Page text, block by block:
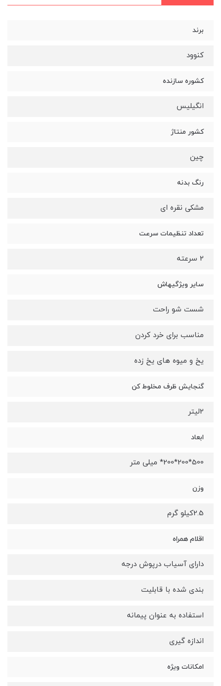
برند
کنوود
کشوره سازنده
انگیلیس
کشور منتاژ
چین
رنگ بدنه
مشکی نقره ای
تعداد تنظیمات سرعت
2 سرعته
سایر ویژگیهاش
شست شو راحت
مناسب برای خرد کردن
یخ و میوه های یخ زده
گنجایش ظرف مخلوط کن
2لیتر
ابعاد
500*200*200* میلی متر
وزن
2.5کیلو گرم
اقلام همراه
دارای آسیاب درپوش درجه
بندی شده با قابلیت
استفاده به عنوان پیمانه
اندازه گیری
امکانات ویژه